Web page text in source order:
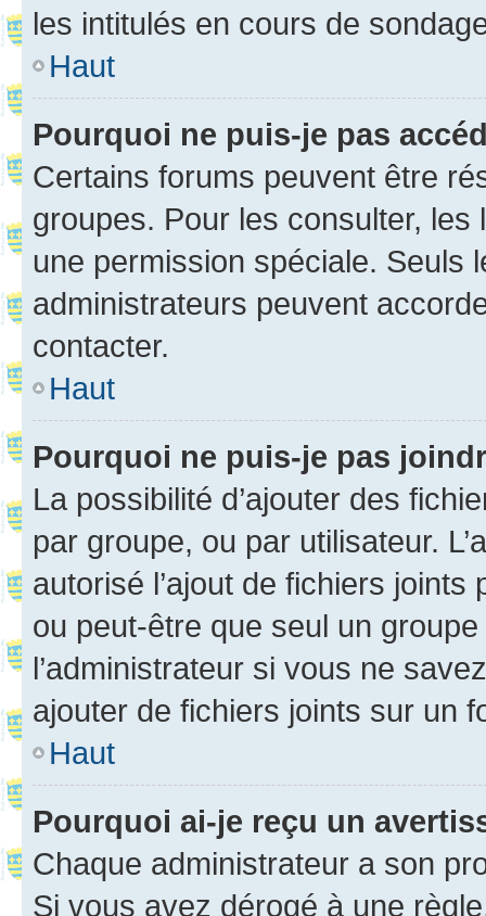
les intitulés en cours de
Haut
Pourquoi ne puis-je pas
Certains forums peuvent être
groupes. Pour les consulter,
une permission spéciale. Seuls
administrateurs peuvent
contacter.
Haut
Pourquoi ne puis-je pas
La possibilité d’ajouter des
par groupe, ou par utilisateur.
autorisé l’ajout de fichiers
ou peut-être que seul un
l’administrateur si vous ne
ajouter de fichiers joints sur un
Haut
Pourquoi ai-je reçu un
Chaque administrateur a son
Si vous avez dérogé à une